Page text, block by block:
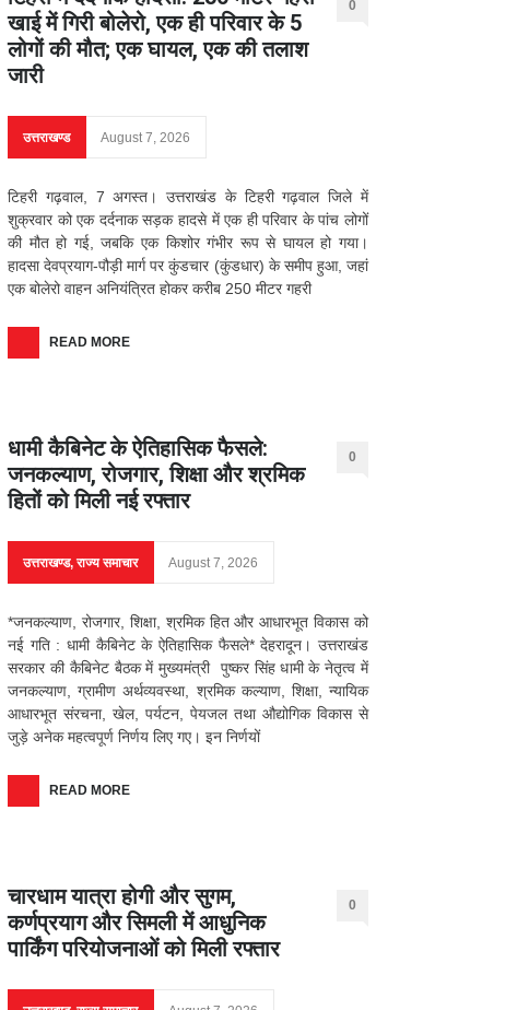
खाई में गिरी बोलेरो, एक ही परिवार के 5
लोगों की मौत; एक घायल, एक की तलाश
जारी
0
उत्तराखण्ड August 7, 2026
टिहरी गढ़वाल, 7 अगस्त। उत्तराखंड के टिहरी गढ़वाल जिले में
शुक्रवार को एक दर्दनाक सड़क हादसे में एक ही परिवार के पांच लोगों
की मौत हो गई, जबकि एक किशोर गंभीर रूप से घायल हो गया।
हादसा देवप्रयाग-पौड़ी मार्ग पर कुंडचार (कुंडधार) के समीप हुआ, जहां
एक बोलेरो वाहन अनियंत्रित होकर करीब 250 मीटर गहरी
READ MORE
धामी कैबिनेट के ऐतिहासिक फैसले:
जनकल्याण, रोजगार, शिक्षा और श्रमिक
हितों को मिली नई रफ्तार
0
उत्तराखण्ड,राज्य समाचार August 7, 2026
*जनकल्याण, रोजगार, शिक्षा, श्रमिक हित और आधारभूत विकास को
नई गति : धामी कैबिनेट के ऐतिहासिक फैसले* देहरादून। उत्तराखंड
सरकार की कैबिनेट बैठक में मुख्यमंत्री पुष्कर सिंह धामी के नेतृत्व में
जनकल्याण, ग्रामीण अर्थव्यवस्था, श्रमिक कल्याण, शिक्षा, न्यायिक
आधारभूत संरचना, खेल, पर्यटन, पेयजल तथा औद्योगिक विकास से
जुड़े अनेक महत्वपूर्ण निर्णय लिए गए। इन निर्णयों
READ MORE
चारधाम यात्रा होगी और सुगम,
कर्णप्रयाग और सिमली में आधुनिक
पार्किंग परियोजनाओं को मिली रफ्तार
0